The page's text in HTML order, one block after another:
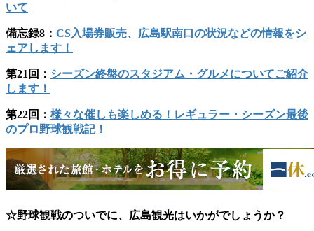
いて
備忘録8： CS入場券販売、広島駅南口の状況などの情報をシ
ェアします！
第21回： シーズン終盤のスタジアム・グルメについてご紹介
します！
第22回： 様々な催しも楽しめる！レギュラー・シーズン最後
のプロ野球観戦記！
☆野球観戦のついでに、広島観光はいかがでしょうか？